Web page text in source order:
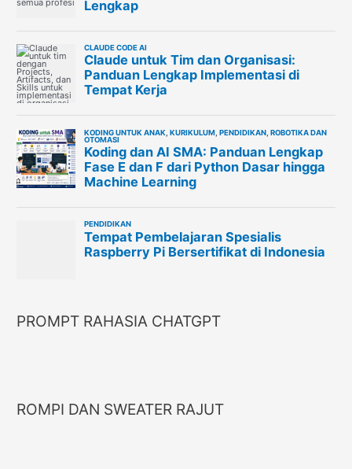
PROMPT RAHASIA CHATGPT
ROMPI DAN SWEATER RAJUT